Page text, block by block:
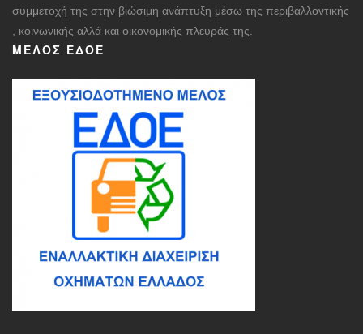
συμμετοχή της στην βιώσιμη ανάπτυξη μέσω της περιβαλλοντικής
, κοινωνικής αλλά και οικονομικής πλευράς της.
ΜΈΛΟΣ ΕΔΟΕ